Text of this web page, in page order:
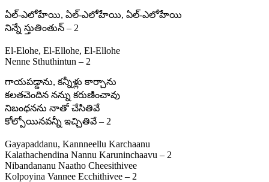
ఏల్‌-ఎలోహేయి, ఏల్‌-ఎలోహేయి, ఏల్‌-ఎలోహేయి
నిన్నే స్తుతింతున్ – 2
El-Elohe, El-Ellohe, El-Ellohe
Nenne Sthuthintun – 2
గాయపడ్డాను, కన్నీళ్లు కార్చాను
కలతచెందిన నన్ను కరుణించావు
నిబంధనను నాతో చేసితివే
కోల్పోయినవన్నీ ఇచ్చితివే – 2
Gayapaddanu, Kannneellu Karchaanu
Kalathachendina Nannu Karuninchaavu – 2
Nibandananu Naatho Cheesithivee
Kolpoyina Vannee Ecchithivee – 2